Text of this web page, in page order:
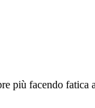
più facendo fatica